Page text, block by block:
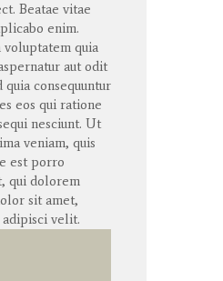
Beatae vitae
enim.
voluptatem quia
aut odit
quia consequuntur
eos qui ratione
nesciunt. Ut
veniam, quis
est porro
qui dolorem
sit amet,
velit.